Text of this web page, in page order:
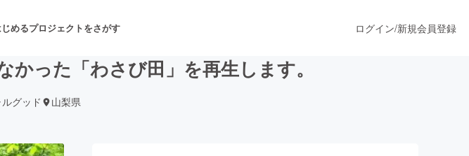
めるプロジェクトをさがす ログイン/新規会員登録
った「わさび田」を再生します。
グッド 山梨県